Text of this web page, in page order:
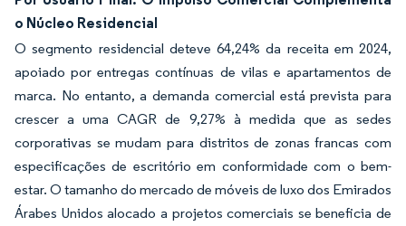
o Núcleo Residencial
O segmento residencial deteve 64,24% da receita em 2024,
apoiado por entregas contínuas de vilas e apartamentos de
marca. No entanto, a demanda comercial está prevista para
crescer a uma CAGR de 9,27% à medida que as sedes
corporativas se mudam para distritos de zonas francas com
especificações de escritório em conformidade com o bem-
estar. O tamanho do mercado de móveis de luxo dos Emirados
Árabes Unidos alocado a projetos comerciais se beneficia de